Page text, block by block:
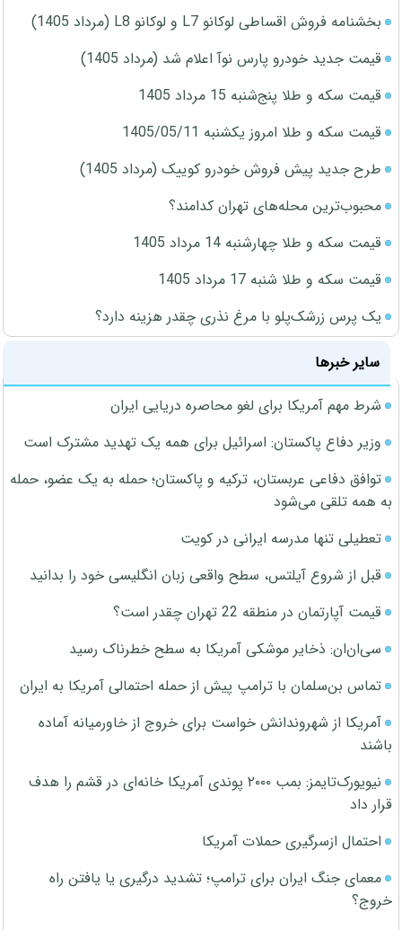
بخشنامه فروش اقساطی لوکانو L7 و لوکانو L8 (مرداد 1405)
قیمت جدید خودرو پارس نوآ اعلام شد (مرداد 1405)
قیمت سکه و طلا پنج‌شنبه 15 مرداد 1405
قیمت سکه و طلا امروز یکشنبه 1405/05/11
طرح جدید پیش فروش خودرو کوییک (مرداد 1405)
محبوب‌ترین محله‌های تهران کدامند؟
قیمت سکه و طلا چهارشنبه 14 مرداد 1405
قیمت سکه و طلا شنبه 17 مرداد 1405
یک پرس زرشک‌پلو با مرغ نذری چقدر هزینه دارد؟
سایر خبرها
شرط مهم آمریکا برای لغو محاصره دریایی ایران
وزیر دفاع پاکستان: اسرائیل برای همه یک تهدید مشترک است
توافق دفاعی عربستان، ترکیه و پاکستان؛ حمله به یک عضو، حمله
به همه تلقی می‌شود
تعطیلی تنها مدرسه ایرانی در کویت
قبل از شروع آیلتس، سطح واقعی زبان انگلیسی خود را بدانید
قیمت آپارتمان در منطقه 22 تهران چقدر است؟
سی‌ان‌ان: ذخایر موشکی آمریکا به سطح خطرناک رسید
تماس بن‌سلمان با ترامپ پیش از حمله احتمالی آمریکا به ایران
آمریکا از شهروندانش خواست برای خروج از خاورمیانه آماده
باشند
نیویورک‌تایمز: بمب ۲۰۰۰ پوندی آمریکا خانه‌ای در قشم را هدف
قرار داد
احتمال ازسرگیری حملات آمریکا
معمای جنگ ایران برای ترامپ؛ تشدید درگیری یا یافتن راه
خروج؟